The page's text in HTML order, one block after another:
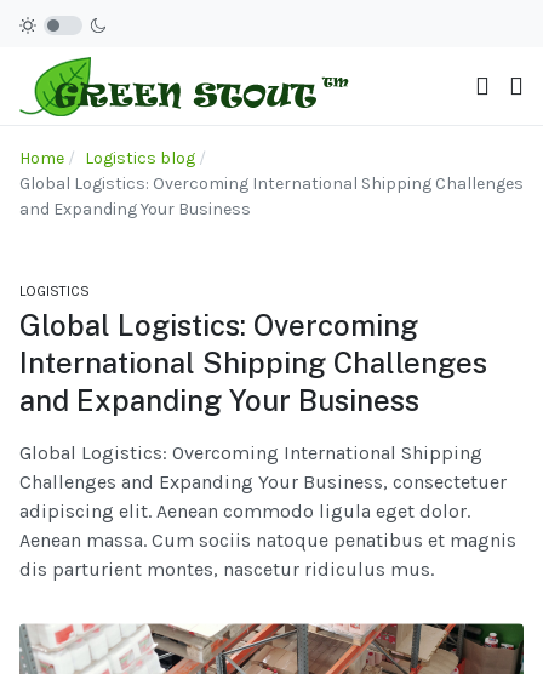
Home
Logistics blog
Global Logistics: Overcoming International Shipping Challenges
and Expanding Your Business
LOGISTICS
Global Logistics: Overcoming
International Shipping Challenges
and Expanding Your Business
Global Logistics: Overcoming International Shipping
Challenges and Expanding Your Business, consectetuer
adipiscing elit. Aenean commodo ligula eget dolor.
Aenean massa. Cum sociis natoque penatibus et magnis
dis parturient montes, nascetur ridiculus mus.